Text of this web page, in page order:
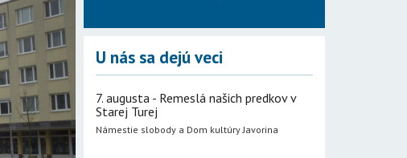
U nás sa dejú veci
7. augusta - Remeslá našich predkov v
Starej Turej
Námestie slobody a Dom kultúry Javorina